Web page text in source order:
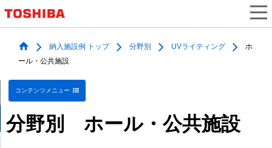
納入施設例 トップ 分野別 UVライティング
ホ
ール・公共施設
コンテンツメニュー
分野別 ホール・公共施設